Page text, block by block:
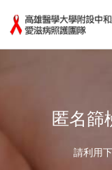
匿名篩
請利用